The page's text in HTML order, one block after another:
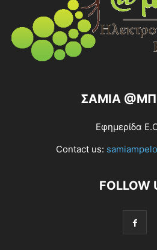
ΣΑΜΙΑ
Εφημερίδα
Contact us:
FOLLOW